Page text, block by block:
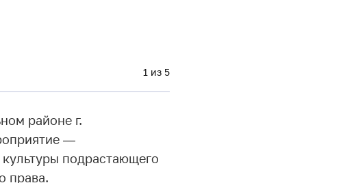
1 из 5
районе г.
—
подрастающего
права.